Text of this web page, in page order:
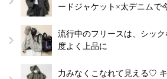
ードジャケット×太デニムで
流行中のフリースは、シッ
度よく上品に
力みなくこなれて見える♡